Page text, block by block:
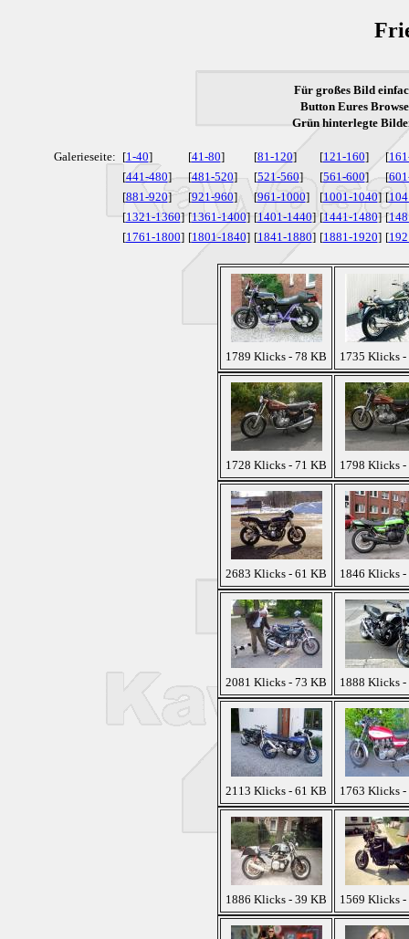
Für großes Bild
Button Eures
Grünhinterlegte
Galerieseite: [1-40] [41-80] [81-120] [121-160] [
[441-480] [481-520] [521-560] [561-600] [
[881-920] [921-960] [961-1000] [1001-1040] [
[1321-1360] [1361-1400] [1401-1440] [1441-1480] [
[1761-1800] [1801-1840] [1841-1880] [1881-1920] [
1789 Klicks - 78 KB 1735 Klicks
1728 Klicks - 71 KB 1798 Klicks
2683 Klicks - 61 KB 1846 Klicks
2081 Klicks - 73 KB 1888 Klicks
2113 Klicks - 61 KB 1763 Klicks
1886 Klicks - 39 KB 1569 Klicks